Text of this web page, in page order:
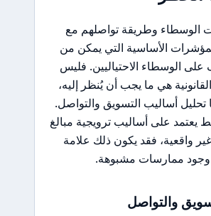
الوسطاء وطريقة تواصلهم مع
الأساسية التي يمكن من
على الوسطاء الاحتياليين. فليس
هي ما يجب أن يُنظر إليه،
تحليل أساليب التسويق والتواصل.
يعتمد على أساليب ترويجية مبالغ
واقعية، فقد يكون ذلك علامة
وجود ممارسات مشبوهة.
والتواصل